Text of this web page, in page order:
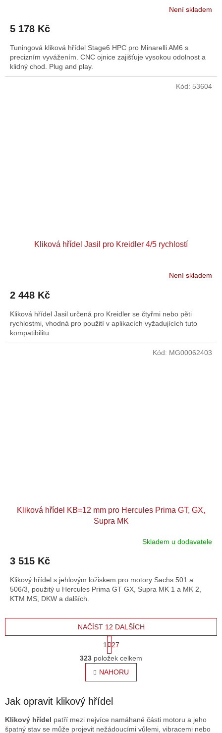
Není skladem
5 178 Kč
Tuningová kliková hřídel Stage6 HPC pro Minarelli AM6 s
precizním vyvážením. CNC ojnice zajišťuje vysokou odolnost a
klidný chod. Plug and play.
Kliková hřídel Jasil pro Kreidler 4/5 rychlostí
Není skladem
2 448 Kč
Kliková hřídel Jasil určená pro Kreidler se čtyřmi nebo pěti
rychlostmi, vhodná pro použití v aplikacích vyžadujících tuto
kompatibilitu.
Kód: 53604
Kliková hřídel KB=12 mm pro Hercules Prima GT, GX,
Supra MK
Skladem u dodavatele
3 515 Kč
Klikový hřídel s jehlovým ložiskem pro motory Sachs 501 a
506/3, použitý u Hercules Prima GT GX, Supra MK 1 a MK 2,
KTM MS, DKW a dalších.
Kód: MG00062403
O
v
l
á
a
í
p
NAČÍST 12 DALŠÍCH
t
r
á
n
k
v
á
í
1
27
323 položek celkem
NAHORU
Jak opravit klikový hřídel
Klikový hřídel patří mezi nejvíce namáhané části motoru a jeho
špatný stav se může projevit nežádoucími vůlemi, vibracemi nebo